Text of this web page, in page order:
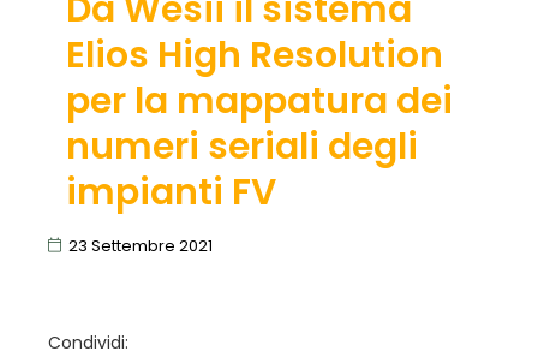
Elios High Resolution
per la mappatura dei
numeri seriali degli
impianti FV
23 Settembre 2021
Condividi: